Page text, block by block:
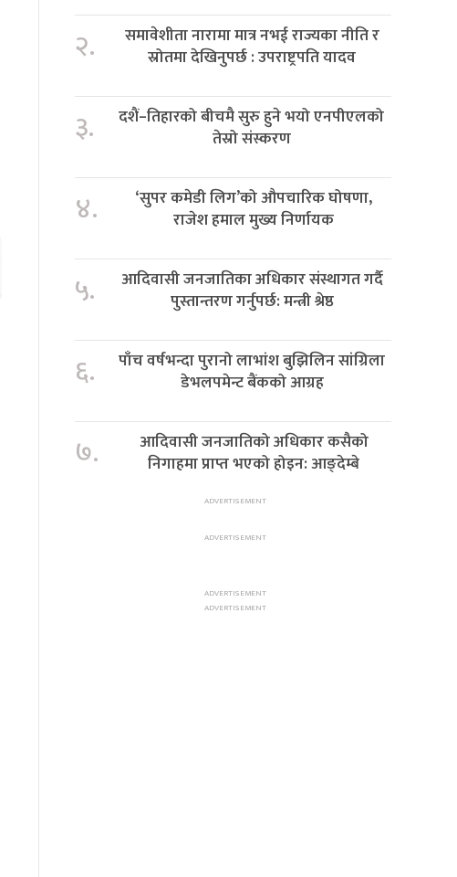
२.
समावेशीता नारामा मात्र नभई राज्यका नीति र
स्रोतमा देखिनुपर्छ : उपराष्ट्रपति यादव
३.
दशैं–तिहारको बीचमै सुरु हुने भयो एनपीएलको
तेस्रो संस्करण
४.
‘सुपर कमेडी लिग’को औपचारिक घोषणा,
राजेश हमाल मुख्य निर्णायक
५.
आदिवासी जनजातिका अधिकार संस्थागत गर्दै
पुस्तान्तरण गर्नुपर्छ: मन्त्री श्रेष्ठ
६.
पाँच वर्षभन्दा पुरानो लाभांश बुझिलिन सांग्रिला
डेभलपमेन्ट बैंकको आग्रह
७.
आदिवासी जनजातिको अधिकार कसैको
निगाहमा प्राप्त भएको होइन: आङ्देम्बे